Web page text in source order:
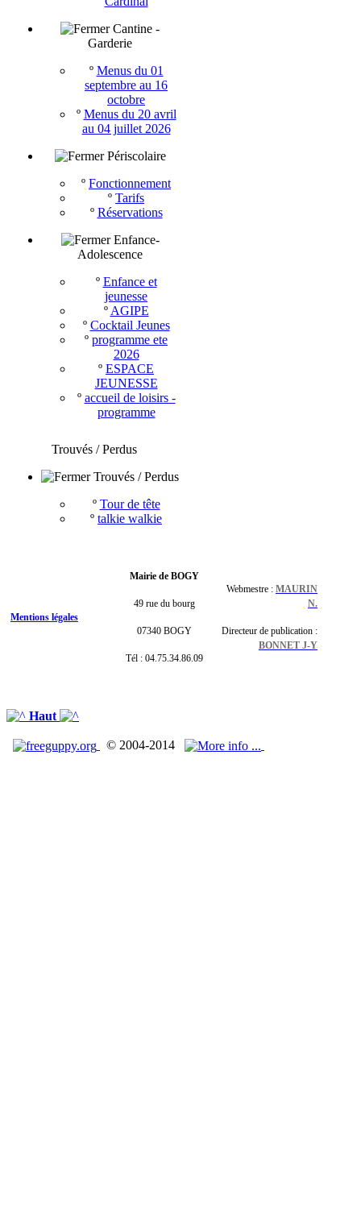
Cantine -
Garderie
º Menus du 01
septembre au 16
octobre
º Menus du 20 avril
au 04 juillet 2026
Périscolaire
º Fonctionnement
º Tarifs
º Réservations
Enfance-
Adolescence
º Enfance et
jeunesse
º AGIPE
º Cocktail Jeunes
º programme ete
2026
º ESPACE
JEUNESSE
º accueil de loisirs -
programme
Trouvés / Perdus
Trouvés / Perdus
º Tour de tête
º talkie walkie
Mentions légales
Mairie de BOGY
49 rue du bourg
07340 BOGY
Tél : 04.75.34.86.09
Webmestre : MAURIN
N.
Directeur de publication :
BONNET J-Y
Haut
© 2004-2014